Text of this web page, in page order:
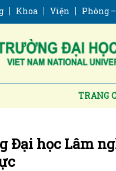
Khoa Viện Phòng
TRANG
Đại học Lâm